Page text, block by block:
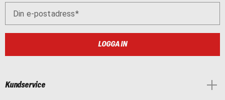
Din e-postadress
LOGGA IN
Kundservice